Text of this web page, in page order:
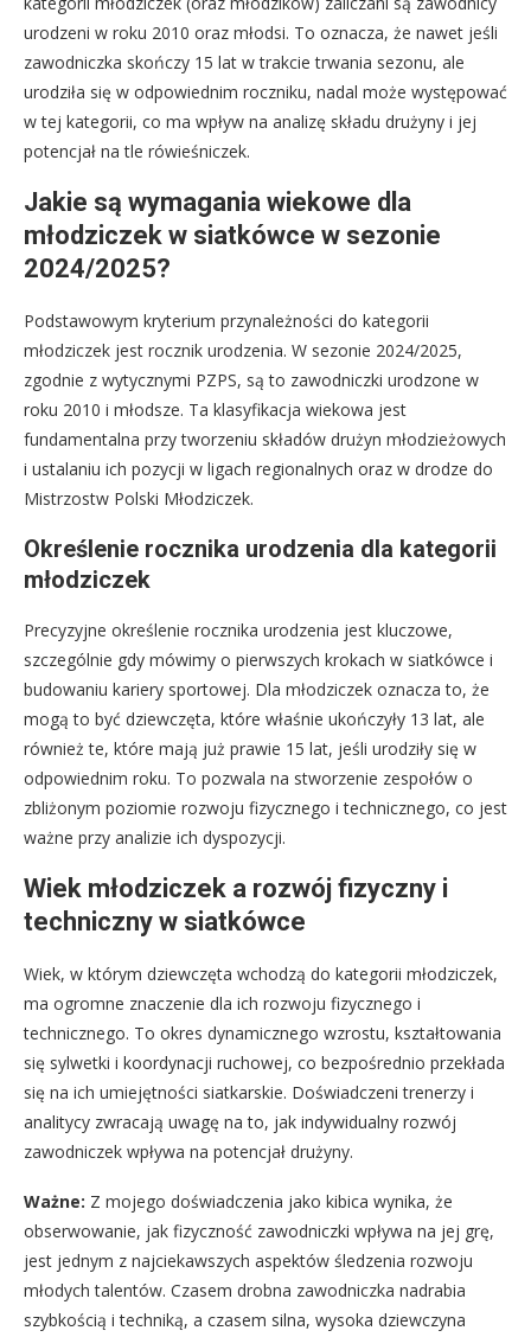
urodzeni w roku 2010 oraz młodsi. To oznacza, że nawet jeśli
zawodniczka skończy 15 lat w trakcie trwania sezonu, ale
urodziła się w odpowiednim roczniku, nadal może występować
w tej kategorii, co ma wpływ na analizę składu drużyny i jej
potencjał na tle rówieśniczek.
Jakie są wymagania wiekowe dla
młodziczek w siatkówce w sezonie
2024/2025?
Podstawowym kryterium przynależności do kategorii
młodziczek jest rocznik urodzenia. W sezonie 2024/2025,
zgodnie z wytycznymi PZPS, są to zawodniczki urodzone w
roku 2010 i młodsze. Ta klasyfikacja wiekowa jest
fundamentalna przy tworzeniu składów drużyn młodzieżowych
i ustalaniu ich pozycji w ligach regionalnych oraz w drodze do
Mistrzostw Polski Młodziczek.
Określenie rocznika urodzenia dla kategorii
młodziczek
Precyzyjne określenie rocznika urodzenia jest kluczowe,
szczególnie gdy mówimy o pierwszych krokach w siatkówce i
budowaniu kariery sportowej. Dla młodziczek oznacza to, że
mogą to być dziewczęta, które właśnie ukończyły 13 lat, ale
również te, które mają już prawie 15 lat, jeśli urodziły się w
odpowiednim roku. To pozwala na stworzenie zespołów o
zbliżonym poziomie rozwoju fizycznego i technicznego, co jest
ważne przy analizie ich dyspozycji.
Wiek młodziczek a rozwój fizyczny i
techniczny w siatkówce
Wiek, w którym dziewczęta wchodzą do kategorii młodziczek,
ma ogromne znaczenie dla ich rozwoju fizycznego i
technicznego. To okres dynamicznego wzrostu, kształtowania
się sylwetki i koordynacji ruchowej, co bezpośrednio przekłada
się na ich umiejętności siatkarskie. Doświadczeni trenerzy i
analitycy zwracają uwagę na to, jak indywidualny rozwój
zawodniczek wpływa na potencjał drużyny.
Ważne: Z mojego doświadczenia jako kibica wynika, że
obserwowanie, jak fizyczność zawodniczki wpływa na jej grę,
jest jednym z najciekawszych aspektów śledzenia rozwoju
młodych talentów. Czasem drobna zawodniczka nadrabia
szybkością i techniką, a czasem silna, wysoka dziewczyna